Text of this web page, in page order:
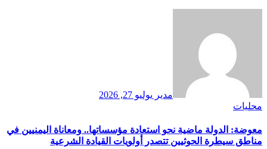
مدير يوليو 27, 2026
محليات
معوضة: الدولة ماضية نحو استعادة مؤسساتها.. ومعاناة اليمنيين في
مناطق سيطرة الحوثيين تتصدر أولويات القيادة الشرعية